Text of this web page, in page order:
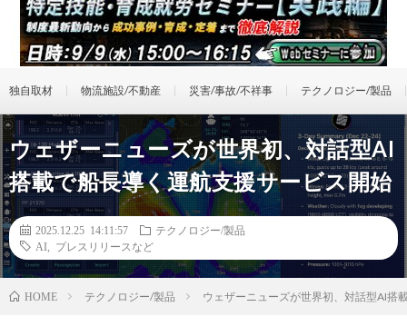
独自取材 物流施設/不動産 災害/事故/不祥事 テクノロジー/製品
ウェザーニューズが世界初、対話型AI
搭載で船長導く運航支援サービス開始
2025.12.25 14:11:57
テクノロジー/製品
AI
プレスリリースなど
HOME テクノロジー/製品 ウェザーニューズが世界初、対話型AI搭